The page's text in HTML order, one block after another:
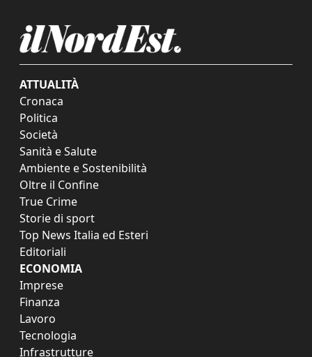
ATTUALITÀ
Cronaca
Politica
Società
Sanità e Salute
Ambiente e Sostenibilità
Oltre il Confine
True Crime
Storie di sport
Top News Italia ed Esteri
Editoriali
ECONOMIA
Imprese
Finanza
Lavoro
Tecnologia
Infrastrutture